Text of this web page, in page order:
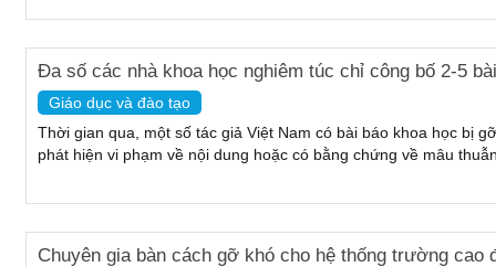
Đa số các nhà khoa học nghiêm túc chỉ công bố 2-5
Giáo dục và đào tạo
Thời gian qua, một số tác giả Việt Nam có bài báo khoa học bị
phát hiện vi phạm về nội dung hoặc có bằng chứng về mâu
Chuyên gia bàn cách gỡ khó cho hệ thống trường cao